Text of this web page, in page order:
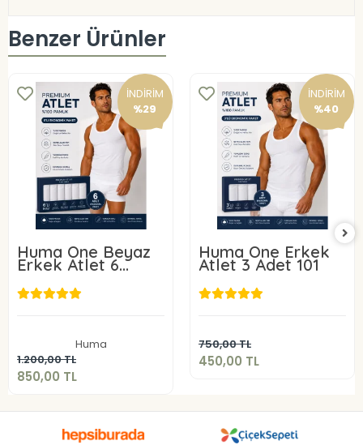
Benzer Ürünler
İNDİRİM
%29
Huma One Beyaz
Erkek Atlet 6
ADET 101-
Huma
1.200,00 TL
850,00 TL
Sepete Ekle
İNDİRİM
%40
Huma One Erkek
Atlet 3 Adet 101
750,00 TL
450,00 TL
450,00 TL